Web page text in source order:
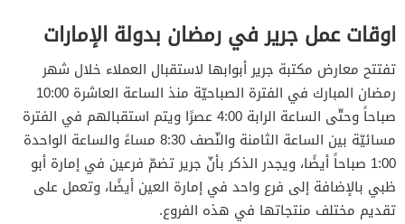
اوقات عمل جرير في رمضان بدولة الإمارات
تفتتح معارض مكتبة جرير أبوابها لاستقبال العملاء خلال شهر
رمضان المبارك في الفترة الصباحيّة منذ الساعة العاشرة 10:00
صباحاً وحتّى الساعة الرابة 4:00 عصرًا ويتم استقبالهم في الفترة
مسائيّة بين الساعة الثامنة والنّصف 8:30 مساءً والساعة الواحدة
1:00 صباحاً أيضًا، ويجدر الذكر بأنّ جرير تضمّ فرعين في إمارة أبو
ظبي بالإضافة إلى فرع واحد في إمارة العين أيضًا، وتعمل على
تقديم مختلف منتجاتها في هذه الفروع.